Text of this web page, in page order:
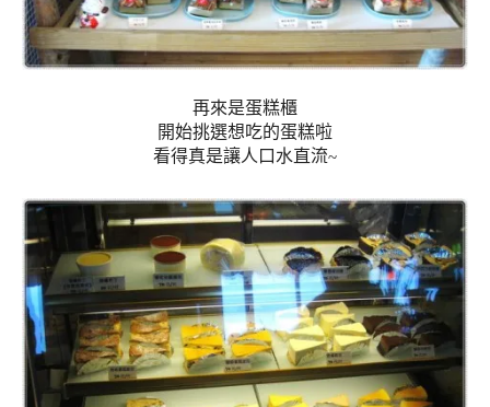
再來是蛋糕櫃
開始挑選想吃的蛋糕啦
看得真是讓人口水直流~